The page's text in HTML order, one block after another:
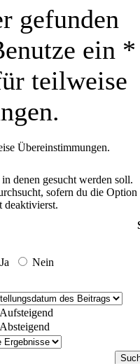
gefunden
ein *
teilweise
Übereinstimmungen.
denen gesucht werden soll.
sofern du die Option
deaktivierst.
Ja Nein
Aufsteigend
Absteigend